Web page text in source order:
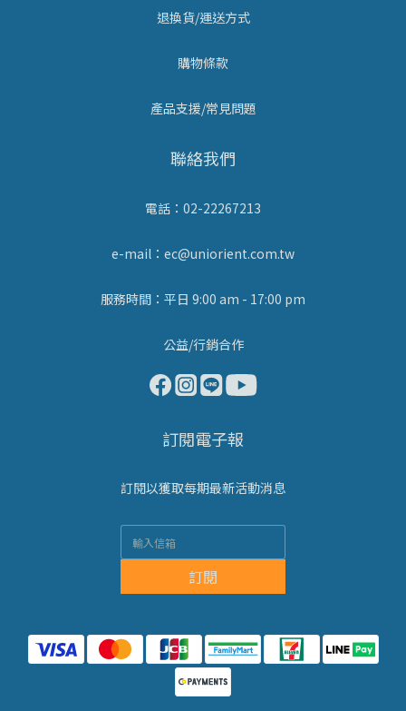
退換貨/運送方式
購物條款
產品支援/常見問題
聯絡我們
電話：02-22267213
e-mail：ec@uniorient.com.tw
服務時間：平日 9:00 am - 17:00 pm
公益/行銷合作
訂閱電子報
訂閱以獲取每期最新活動消息
訂閱